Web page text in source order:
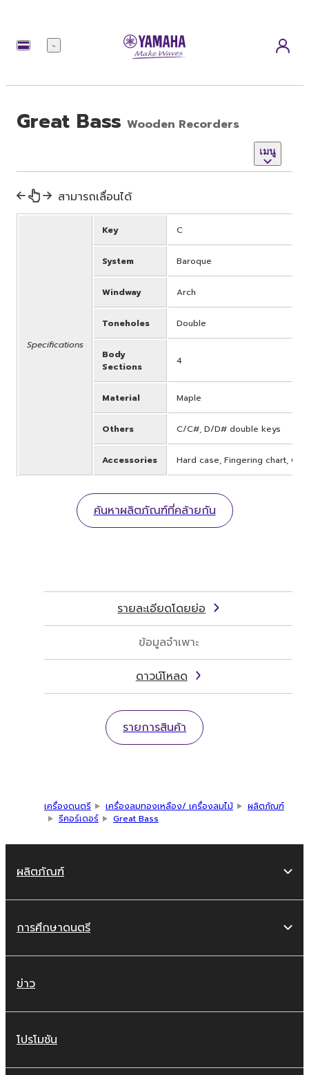
เมนู
Great Bass Wooden Recorders
เมนู
สามารถเลื่อนได้
Specifications
Key C
System Baroque
Windway Arch
Toneholes Double
Body
Sections
4
Material Maple
Others C/C#, D/D# double keys
Accessories Hard case, Fingering chart,
ค้นหาผลิตภัณฑ์ที่คล้ายกัน
รายละเอียดโดยย่อ
ข้อมูลจำเพาะ
ดาวน์โหลด
รายการสินค้า
เครื่องดนตรี เครื่องลมทองเหลือง/ เครื่องลมไม้
ผลิตภัณฑ์
รีคอร์เดอร์
Great Bass
ผลิตภัณฑ์
การศึกษาดนตรี
ข่าว
โปรโมชัน